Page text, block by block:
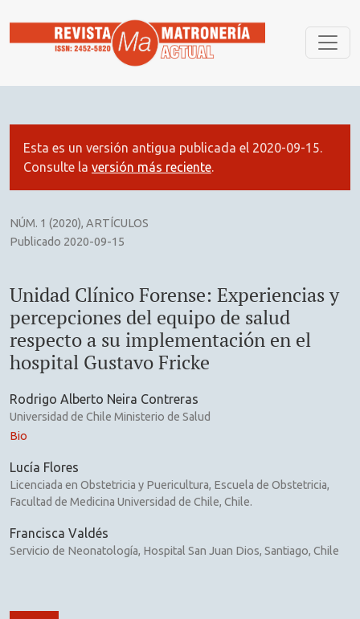
Esta es un versión antigua publicada el 2020-09-15.
Consulte la versión más reciente.
NÚM. 1 (2020), ARTÍCULOS
Unidad Clínico Forense: Experiencias y
percepciones del equipo de salud
respecto a su implementación en el
hospital Gustavo Fricke
Publicado 2020-09-15
Rodrigo Alberto Neira Contreras
Universidad de Chile Ministerio de Salud
Bio
Lucía Flores
Licenciada en Obstetricia y Puericultura, Escuela de Obstetricia,
Facultad de Medicina Universidad de Chile, Chile.
Francisca Valdés
Servicio de Neonatología, Hospital San Juan Dios, Santiago, Chile